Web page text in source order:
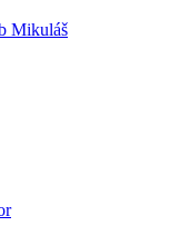
Mikuláš